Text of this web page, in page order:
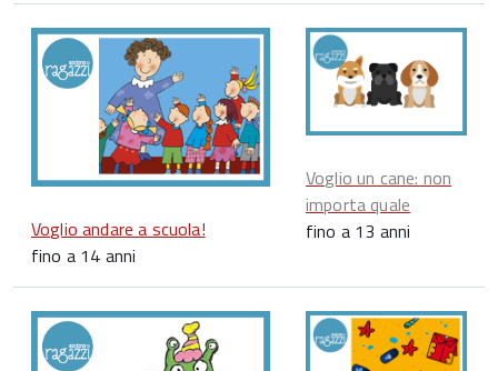
Voglio andare a scuola!
fino a 14 anni
Voglio un cane: non
importa quale
fino a 13 anni